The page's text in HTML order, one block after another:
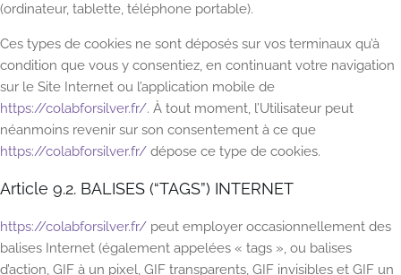
(ordinateur, tablette, téléphone portable).
Ces types de cookies ne sont déposés sur vos terminaux qu’à
condition que vous y consentiez, en continuant votre navigation
sur le Site Internet ou l’application mobile de
https://colabforsilver.fr/. À tout moment, l’Utilisateur peut
néanmoins revenir sur son consentement à ce que
https://colabforsilver.fr/ dépose ce type de cookies.
Article 9.2. BALISES (“TAGS”) INTERNET
https://colabforsilver.fr/ peut employer occasionnellement des
balises Internet (également appelées « tags », ou balises
d’action, GIF à un pixel, GIF transparents, GIF invisibles et GIF un